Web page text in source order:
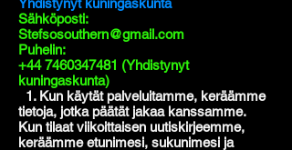
Yhdistynyt kuningaskunta
Sähköposti:
Stefsosouthern@gmail.com
Puhelin:
+44 7460347481 (Yhdistynyt
kuningaskunta)
1. Kun käytät palveluitamme, keräämme
tietoja, jotka päätät jakaa kanssamme.
Kun tilaat viikoittaisen uutiskirjeemme,
keräämme etunimesi, sukunimesi ja